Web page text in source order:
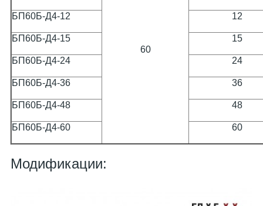
60
БП60Б-Д4-12 12
БП60Б-Д4-15 15
БП60Б-Д4-24 24
БП60Б-Д4-36 36
БП60Б-Д4-48 48
БП60Б-Д4-60 60
Модификации: